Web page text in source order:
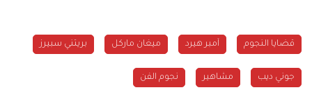
قضايا النجوم آمبر هيرد ميغان ماركل بريتني سبيرز
جوني ديب مشاهير نجوم الفن